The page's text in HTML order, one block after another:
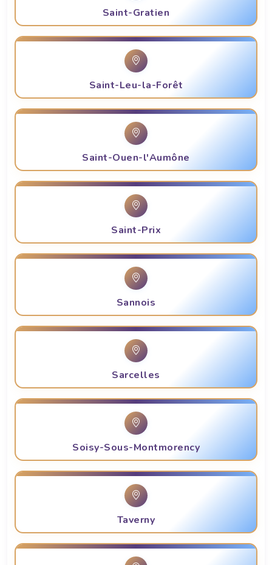
Saint-Gratien
Saint-Leu-la-Forêt
Saint-Ouen-l'Aumône
Saint-Prix
Sannois
Sarcelles
Soisy-Sous-Montmorency
Taverny